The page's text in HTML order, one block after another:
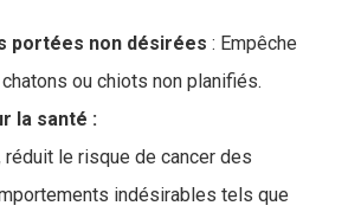
portées non désirées : Empêche
ou chiots non planifiés.
la santé :
le risque de cancer des
indésirables tels que